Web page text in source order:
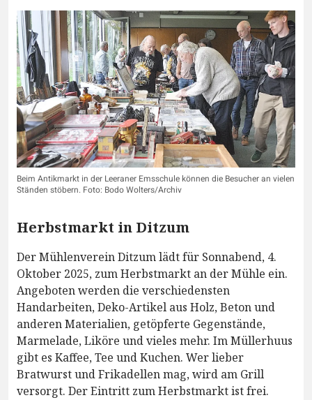
Beim Antikmarkt in der Leeraner Emsschule können die Besucher an vielen
Ständen stöbern. Foto: Bodo Wolters/Archiv
Herbstmarkt in Ditzum
Der Mühlenverein Ditzum lädt für Sonnabend, 4.
Oktober 2025, zum Herbstmarkt an der Mühle ein.
Angeboten werden die verschiedensten
Handarbeiten, Deko-Artikel aus Holz, Beton und
anderen Materialien, getöpferte Gegenstände,
Marmelade, Liköre und vieles mehr. Im Müllerhuus
gibt es Kaffee, Tee und Kuchen. Wer lieber
Bratwurst und Frikadellen mag, wird am Grill
versorgt. Der Eintritt zum Herbstmarkt ist frei.